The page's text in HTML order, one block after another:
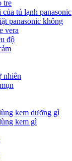
tre
tủ lạnh panasonic
panasonic không
vera
độ
nhiên
kem dưỡng gì
kem gì